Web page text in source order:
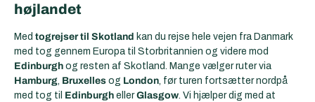
højlandet
Med togrejser til Skotland kan du rejse hele vejen fra Danmark
med tog gennem Europa til Storbritannien og videre mod
Edinburgh og resten af Skotland. Mange vælger ruter via
Hamburg, Bruxelles og London, før turen fortsætter nordpå
med tog til Edinburgh ellerGlasgow. Vi hjælper dig med at